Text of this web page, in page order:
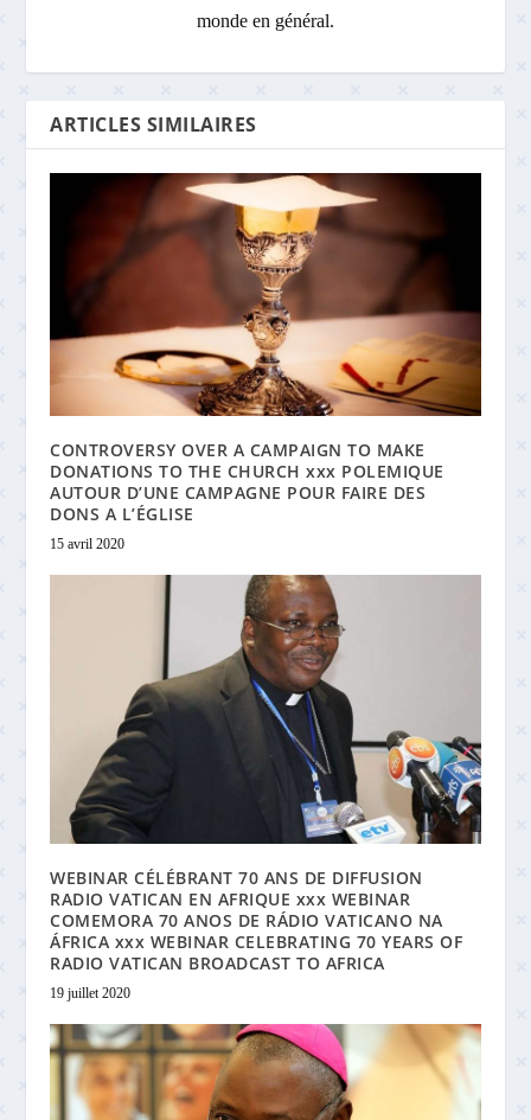
monde en général.
ARTICLES SIMILAIRES
CONTROVERSY OVER A CAMPAIGN TO MAKE
DONATIONS TO THE CHURCH xxx POLEMIQUE
AUTOUR D’UNE CAMPAGNE POUR FAIRE DES
DONS A L’ÉGLISE
15 avril 2020
WEBINAR CÉLÉBRANT 70 ANS DE DIFFUSION
RADIO VATICAN EN AFRIQUE xxx WEBINAR
COMEMORA 70 ANOS DE RÁDIO VATICANO NA
ÁFRICA xxx WEBINAR CELEBRATING 70 YEARS OF
RADIO VATICAN BROADCAST TO AFRICA
19 juillet 2020